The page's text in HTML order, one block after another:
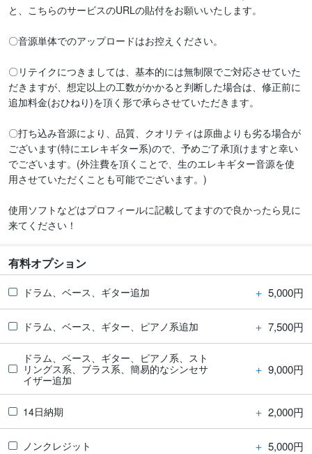
と、こちらのサービスのURLの貼付をお願いいたします。
〇音源単体でのアップロードはお控えください。
〇リテイクにつきましては、基本的には無制限でご対応させていた
だきますが、想定以上の工数がかかると判断した場合は、修正前に
追加料金(おひねり)を頂く形で承らさせていただきます。
〇打ち込み音源により、品質、クオリティは原曲よりも劣る場合が
ございます(特にエレキギター系)ので、予めご了承頂けますと幸い
でございます。(外注費を頂くことで、生のエレキギター音源を使
用させていただくことも可能でございます。)
使用ソフトなどはプロフィールに記載してますので良かったら見に
来てください！
有料オプション
ドラム、ベース、ギター追加 ＋ 5,000円
ドラム、ベース、ギター、ピアノ系追加 ＋ 7,500円
ドラム、ベース、ギター、ピアノ系、スト
リングス系、ブラス系、簡易的なシンセサ
イザー追加
＋ 9,000円
14日納期 ＋ 2,000円
ノンクレジット ＋ 5,000円